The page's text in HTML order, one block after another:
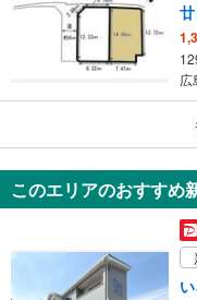
広
広
このエリアのおすすめ